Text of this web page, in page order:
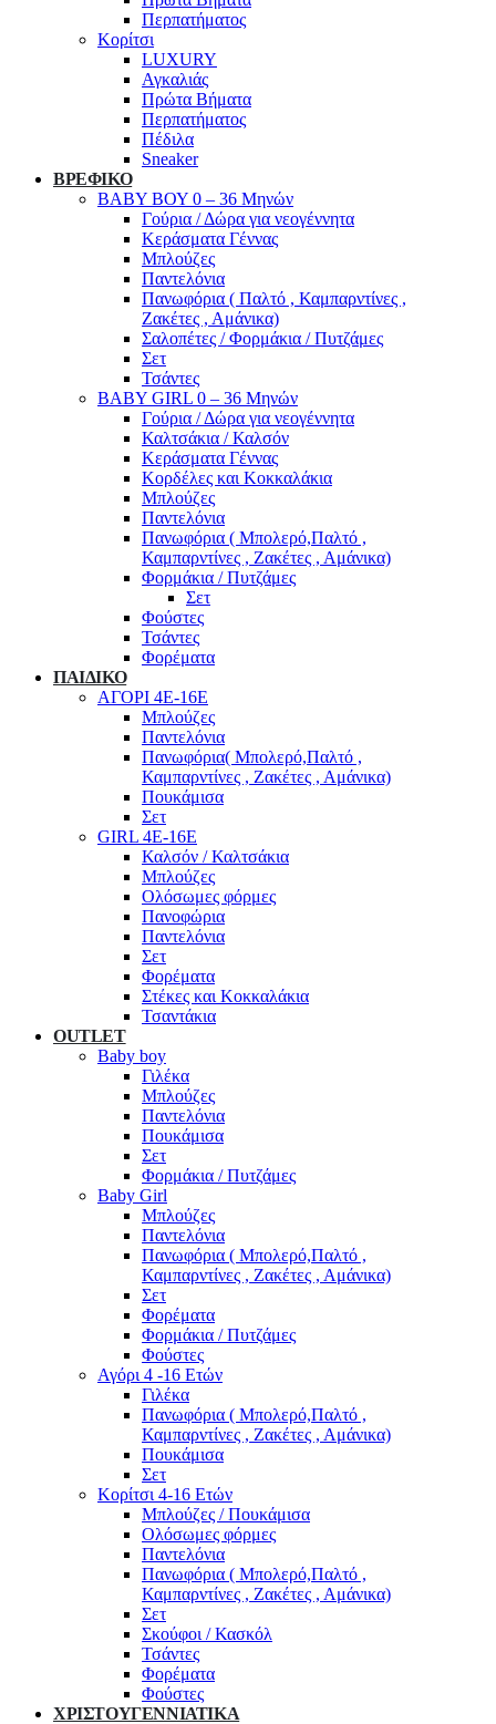
Περπατήματος
Κορίτσι
LUXURY
Αγκαλιάς
Πρώτα Βήματα
Περπατήματος
Πέδιλα
Sneaker
ΒΡΕΦΙΚΟ
ΒΑΒΥ ΒΟΥ 0 – 36 Μηνών
Γούρια / Δώρα για νεογέννητα
Κεράσματα Γέννας
Μπλούζες
Παντελόνια
Πανωφόρια ( Παλτό , Καμπαρντίνες ,
Ζακέτες , Αμάνικα)
Σαλοπέτες / Φορμάκια / Πυτζάμες
Σετ
Τσάντες
BABY GIRL 0 – 36 Μηνών
Γούρια / Δώρα για νεογέννητα
Καλτσάκια / Καλσόν
Κεράσματα Γέννας
Κορδέλες και Κοκκαλάκια
Μπλούζες
Παντελόνια
Πανωφόρια ( Μπολερό,Παλτό ,
Καμπαρντίνες , Ζακέτες , Αμάνικα)
Φορμάκια / Πυτζάμες
Σετ
Φούστες
Τσάντες
Φορέματα
ΠΑΙΔΙΚΟ
ΑΓΟΡΙ 4Ε-16Ε
Μπλούζες
Παντελόνια
Πανωφόρια( Μπολερό,Παλτό ,
Καμπαρντίνες , Ζακέτες , Αμάνικα)
Πουκάμισα
Σετ
GIRL 4Ε-16Ε
Καλσόν / Καλτσάκια
Μπλούζες
Ολόσωμες φόρμες
Πανοφώρια
Παντελόνια
Σετ
Φορέματα
Στέκες και Κοκκαλάκια
Τσαντάκια
OUTLET
Baby boy
Γιλέκα
Μπλούζες
Παντελόνια
Πουκάμισα
Σετ
Φορμάκια / Πυτζάμες
Baby Girl
Μπλούζες
Παντελόνια
Πανωφόρια ( Μπολερό,Παλτό ,
Καμπαρντίνες , Ζακέτες , Αμάνικα)
Σετ
Φορέματα
Φορμάκια / Πυτζάμες
Φούστες
Αγόρι 4 -16 Ετών
Γιλέκα
Πανωφόρια ( Μπολερό,Παλτό ,
Καμπαρντίνες , Ζακέτες , Αμάνικα)
Πουκάμισα
Σετ
Κορίτσι 4-16 Ετών
Μπλούζες / Πουκάμισα
Ολόσωμες φόρμες
Παντελόνια
Πανωφόρια ( Μπολερό,Παλτό ,
Καμπαρντίνες , Ζακέτες , Αμάνικα)
Σετ
Σκούφοι / Κασκόλ
Τσάντες
Φορέματα
Φούστες
ΧΡΙΣΤΟΥΓΕΝΝΙΑΤΙΚΑ